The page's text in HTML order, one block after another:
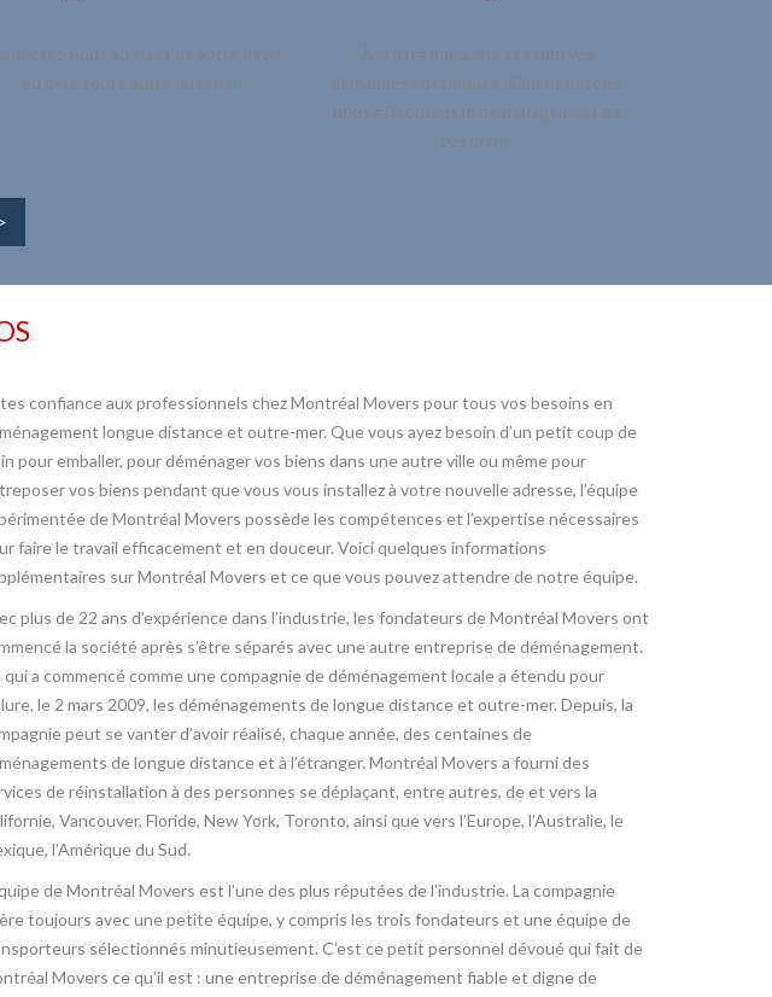
nous au sujet de votre devis
ou pour toute autre question.
À la date indiquée, et selon vos
demandes spécifiques dûment notées,
nous effectuons le déménagement de
vos biens.
confiance aux professionnels chez Montréal Movers pour tous vos besoins en
longue distance et outre-mer. Que vous ayez besoin d’un petit coup de
pour emballer, pour déménager vos biens dans une autre ville ou même pour
vos biens pendant que vous vous installez à votre nouvelle adresse, l’équipe
de Montréal Movers possède les compétences et l’expertise nécessaires
faire le travail efficacement et en douceur. Voici quelques informations
sur Montréal Movers et ce que vous pouvez attendre de notre équipe.
plus de 22 ans d’expérience dans l’industrie, les fondateurs de Montréal Movers ont
la société après s’être séparés avec une autre entreprise de déménagement.
qui a commencé comme une compagnie de déménagement locale a étendu pour
le 2 mars 2009, les déménagements de longue distance et outre-mer. Depuis, la
peut se vanter d’avoir réalisé, chaque année, des centaines de
de longue distance et à l’étranger. Montréal Movers a fourni des
de réinstallation à des personnes se déplaçant, entre autres, de et vers la
Vancouver, Floride, New York, Toronto, ainsi que vers l’Europe, l’Australie, le
l’Amérique du Sud.
de Montréal Movers est l’une des plus réputées de l’industrie. La compagnie
toujours avec une petite équipe, y compris les trois fondateurs et une équipe de
sélectionnés minutieusement. C’est ce petit personnel dévoué qui fait de
Movers ce qu’il est : une entreprise de déménagement fiable et digne de